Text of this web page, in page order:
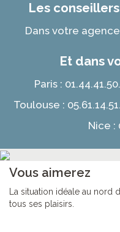
Les
Dans votre
Et dans
Paris :
Toulouse :
Nice :
Vous aimerez
La situation idéale au
tous ses plaisirs.